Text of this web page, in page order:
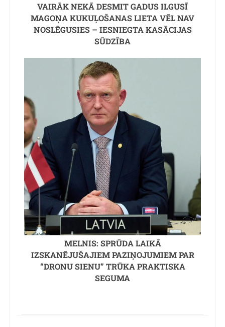
VAIRĀK NEKĀ DESMIT GADUS ILGUSĪ
MAGOŅA KUKUĻOŠANAS LIETA VĒL NAV
NOSLĒGUSIES – IESNIEGTA KASĀCIJAS
SŪDZĪBA
MELNIS: SPRŪDA LAIKĀ
IZSKANĒJUŠAJIEM PAZIŅOJUMIEM PAR
“DRONU SIENU” TRŪKA PRAKTISKA
SEGUMA